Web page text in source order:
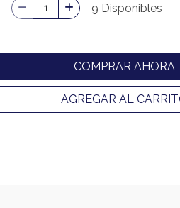
9 Disponibles
COMPRAR AHORA
AGREGAR AL